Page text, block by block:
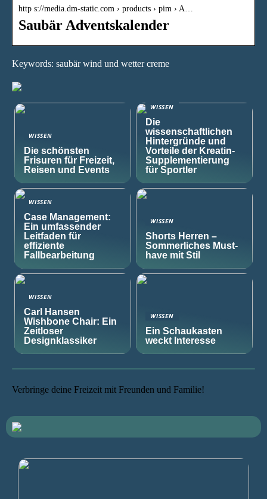
http s://media.dm-static.com › products › pim › A…
Saubär Adventskalender
Keywords: saubär wind und wetter creme
WISSEN
Die schönsten
Frisuren für Freizeit,
Reisen und Events
WISSEN
Die
wissenschaftlichen
Hintergründe und
Vorteile der Kreatin-
Supplementierung
für Sportler
WISSEN
Case Management:
Ein umfassender
Leitfaden für
effiziente
Fallbearbeitung
WISSEN
Shorts Herren –
Sommerliches Must-
have mit Stil
WISSEN
Carl Hansen
Wishbone Chair: Ein
Zeitloser
Designklassiker
WISSEN
Ein Schaukasten
weckt Interesse
Verbringe deine Freizeit mit Freunden und Familie!